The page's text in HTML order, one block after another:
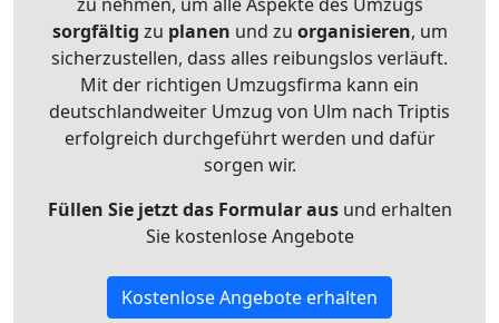
sorgfältig zu planen und zu organisieren, um
sicherzustellen, dass alles reibungslos verläuft.
Mit der richtigen Umzugsfirma kann ein
deutschlandweiter Umzug von Ulm nach Triptis
erfolgreich durchgeführt werden und dafür
sorgen wir.
Füllen Sie jetzt das Formular ausund erhalten
Sie kostenlose Angebote
Kostenlose Angebote erhalten